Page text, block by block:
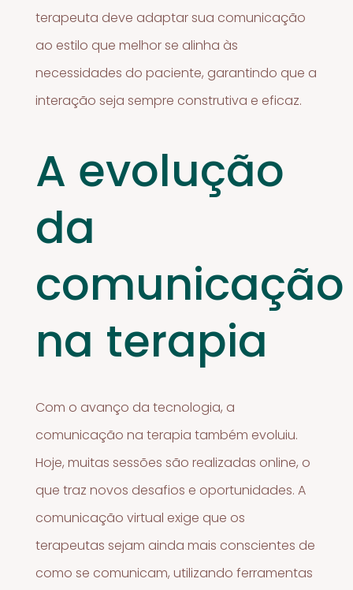
terapeuta deve adaptar sua comunicação
ao estilo que melhor se alinha às
necessidades do paciente, garantindo que a
interação seja sempre construtiva e eficaz.
A evolução
da
comunicação
na terapia
Com o avanço da tecnologia, a
comunicação na terapia também evoluiu.
Hoje, muitas sessões são realizadas online, o
que traz novos desafios e oportunidades. A
comunicação virtual exige que os
terapeutas sejam ainda mais conscientes de
como se comunicam, utilizando ferramentas